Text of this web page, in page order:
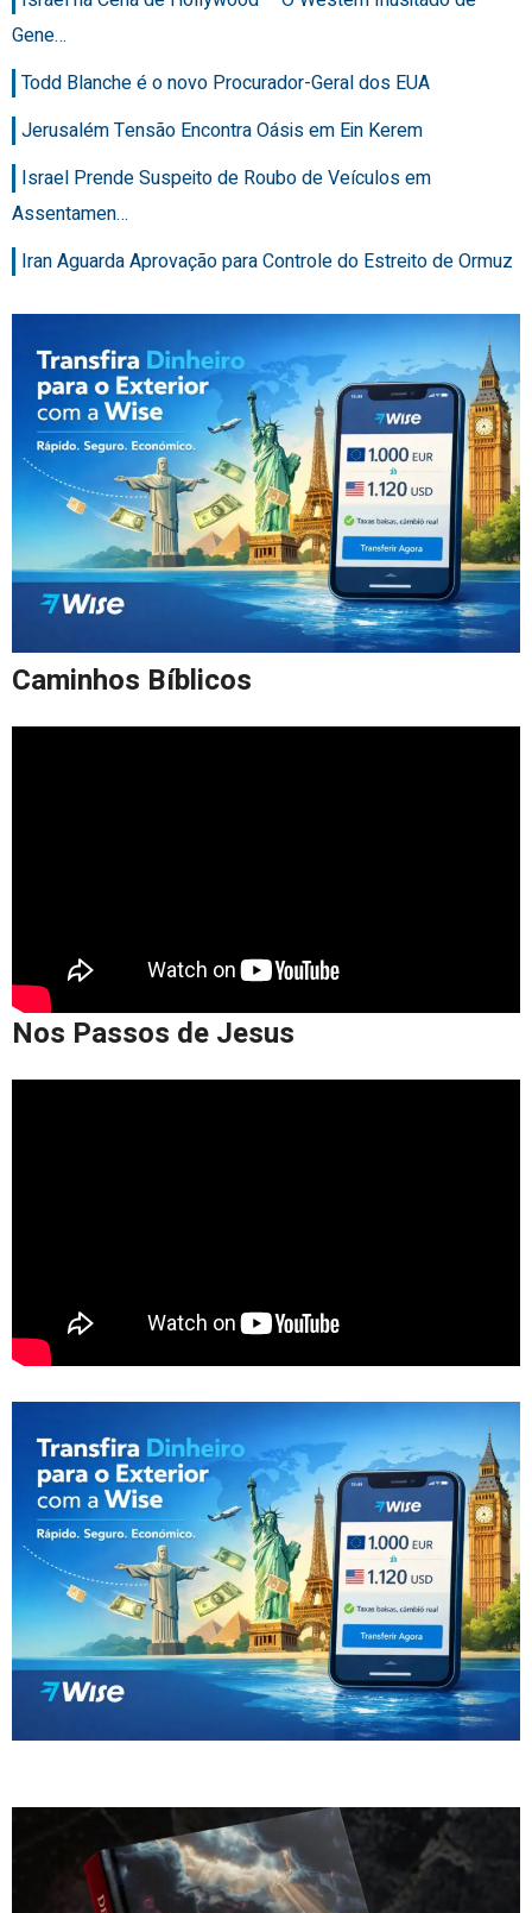
Gene…
Todd Blanche é o novo Procurador-Geral dos EUA
Jerusalém Tensão Encontra Oásis em Ein Kerem
Israel Prende Suspeito de Roubo de Veículos em
Assentamen…
Iran Aguarda Aprovação para Controle do Estreito de Ormuz
Caminhos Bíblicos
Nos Passos de Jesus